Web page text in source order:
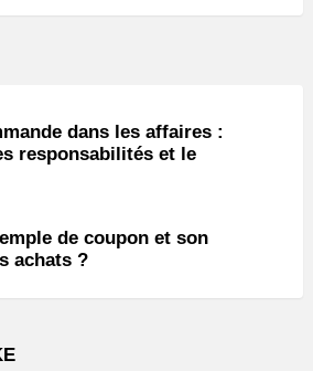
dans les affaires :
responsabilités et le
de coupon et son
achats ?